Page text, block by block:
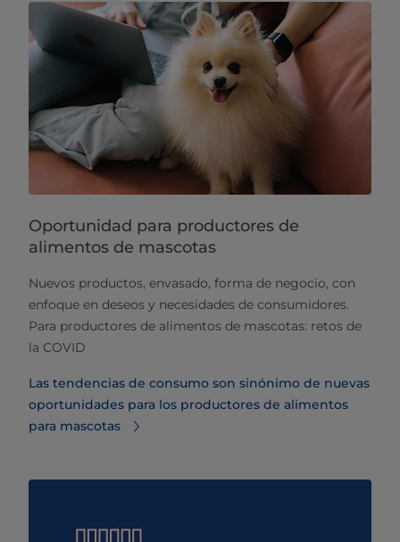
Oportunidad para productores de
alimentos de mascotas
Nuevos productos, envasado, forma de negocio, con
enfoque en deseos y necesidades de consumidores.
Para productores de alimentos de mascotas: retos de
la COVID
Las tendencias de consumo son sinónimo de nuevas
oportunidades para los productores de alimentos
para mascotas